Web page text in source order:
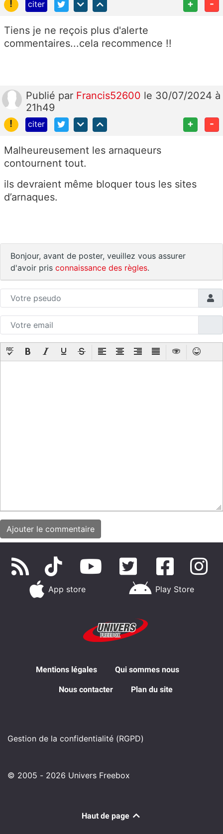
!
citer + -
Tiens je ne reçois plus d'alerte
commentaires...cela recommence !!
Publié par Francis52600 le 30/07/2024 à
21h49
!
citer + -
Malheureusement les arnaqueurs
contournent tout.
ils devraient même bloquer tous les sites
d’arnaques.
Bonjour, avant de poster, veuillez vous assurer
d'avoir pris connaissance des règles.
App store Play Store
Mentions légales Qui sommes nous
Nous contacter Plan du site
Gestion de la confidentialité (RGPD)
© 2005 - 2026 Univers Freebox
Haut de page